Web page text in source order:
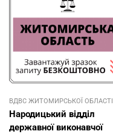
ВДВС ЖИТОМИРСЬКОЇ ОБЛАСТІ
Народицький відділ
державної виконавчої